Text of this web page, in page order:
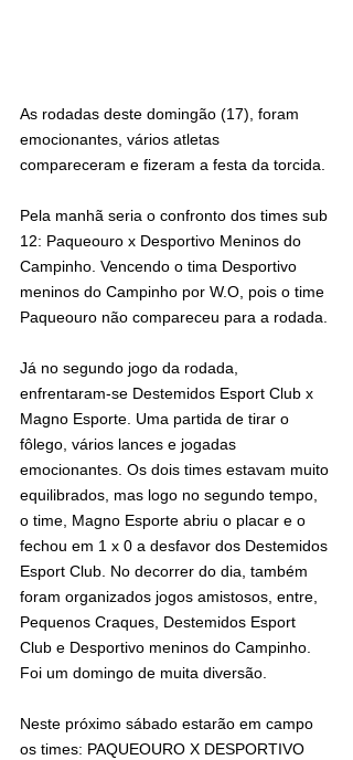
As rodadas deste domingão (17), foram
emocionantes, vários atletas
compareceram e fizeram a festa da torcida.
Pela manhã seria o confronto dos times sub
12: Paqueouro x Desportivo Meninos do
Campinho. Vencendo o tima Desportivo
meninos do Campinho por W.O, pois o time
Paqueouro não compareceu para a rodada.
Já no segundo jogo da rodada,
enfrentaram-se Destemidos Esport Club x
Magno Esporte. Uma partida de tirar o
fôlego, vários lances e jogadas
emocionantes. Os dois times estavam muito
equilibrados, mas logo no segundo tempo,
o time, Magno Esporte abriu o placar e o
fechou em 1 x 0 a desfavor dos Destemidos
Esport Club. No decorrer do dia, também
foram organizados jogos amistosos, entre,
Pequenos Craques, Destemidos Esport
Club e Desportivo meninos do Campinho.
Foi um domingo de muita diversão.
Neste próximo sábado estarão em campo
os times: PAQUEOURO X DESPORTIVO